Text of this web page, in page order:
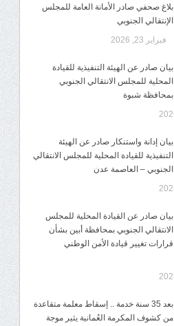
بلاغ صحفي صادر الأمانة العامة للمجلس
الإنتقالي الجنوبي
فبراير 23, 2026
بيان صادر عن الهيئة التنفيذية للقيادة
المحلية للمجلس الانتقالي الجنوبي
بمحافظة شبوة
بيان إدانة واستنكار صادر عن الهيئة
التنفيذية للقيادة المحلية للمجلس الانتقالي
الجنوبي – العاصمة عدن
بيان صادر عن القيادة المحلية للمجلس
الانتقالي الجنوبي بمحافظة أبين بشأن
قرارات تغيير قيادة الأمن الوطني
بعد 35 سنة خدمة .. إسقاط معلمة متقاعدة
من كشوف المكرمة العُمانية يثير موجة